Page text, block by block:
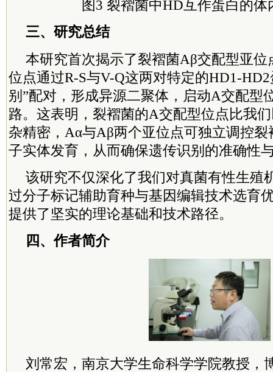
图3 裂褶菌中HD互作蛋白的体
三、研究总结
本研究首次揭示了裂褶菌Aβ交配型亚位
位点通过R-S与V-Q这两对特定的HD1-
别”配对，形成异源二聚体，启动A交配型
路。这表明，裂褶菌的A交配型位点比我
杂精密，Aα与Aβ两个亚位点可独立调控
子实体发育，从而确保遗传识别的准确性
该研究不仅深化了我们对真菌有性生殖
过分子标记辅助育种与基因编辑技术选育
提供了坚实的理论基础和技术路径。
四、作者简介
刘常宏，南京大学生命科学学院教授，